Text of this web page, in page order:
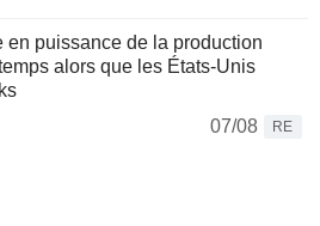
en puissance de la production
alors que les États-Unis
07/08
RE